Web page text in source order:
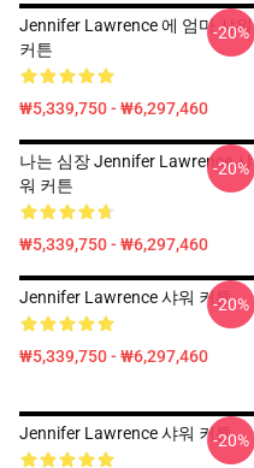
Jennifer Lawrence 에 엄마 샤워
커튼
₩5,339,750 - ₩6,297,460
-20%
나는 심장 Jennifer Lawrence 샤
워 커튼
₩5,339,750 - ₩6,297,460
-20%
Jennifer Lawrence 샤워 커튼
₩5,339,750 - ₩6,297,460
-20%
Jennifer Lawrence 샤워 커튼-20%